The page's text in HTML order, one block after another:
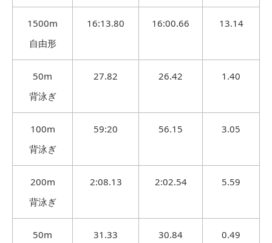
1500m
自由形
16:13.80 16:00.66 13.14
50m
背泳ぎ
27.82 26.42 1.40
100m
背泳ぎ
59:20 56.15 3.05
200m
背泳ぎ
2:08.13 2:02.54 5.59
50m
31.33 30.84 0.49